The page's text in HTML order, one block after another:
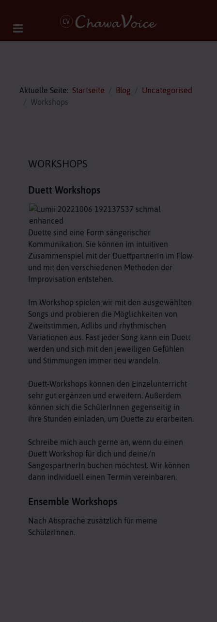
Aktuelle Seite: Startseite Blog
Uncategorised
Workshops
WORKSHOPS
Duett Workshops
Duette sind eine Form sängerischer
Kommunikation. Sie können im intuitiven
Zusammenspiel mit der DuettpartnerIn im Flow
und mit den verschiedenen Methoden der
Improvisation entstehen.
Im Workshop spielen wir mit den ausgewählten
Songs und probieren die Möglichkeiten von
Zweitstimmen, Adlibs und rhythmischen
Variationen aus. Fast jeder Song kann ein Duett
werden und sich mit den jeweiligen Gefühlen
und Stimmungen immer neu wandeln.
Duett-Workshops können den Einzelunterricht
sehr gut ergänzen und erweitern. Außerdem
können sich die SchülerInnen gegenseitig in
ihre Stunden einladen, um Duette zu erarbeiten.
Schreibe mich auch gerne an, wenn du einen
Duett Workshop für dich und deine/n
SangespartnerIn buchen möchtest. Wir können
dann individuell einen Termin vereinbaren.
Ensemble Workshops
Nach Absprache zusätzlich für meine
SchülerInnen.